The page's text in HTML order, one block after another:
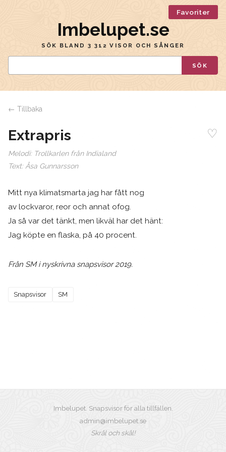
Favoriter
Imbelupet.se
SÖK BLAND 3 312 VISOR OCH SÅNGER
SÖK
← Tillbaka
Extrapris ♡
Melodi: Trollkarlen från Indialand
Text: Åsa Gunnarsson
Mitt nya klimatsmarta jag har fått nog
av lockvaror, reor och annat ofog.
Ja så var det tänkt, men likväl har det hänt:
Jag köpte en flaska, på 40 procent.
Från SM i nyskrivna snapsvisor 2019.
Snapsvisor SM
Imbelupet. Snapsvisor för alla tillfällen.
admin@imbelupet.se
Skrål och skål!